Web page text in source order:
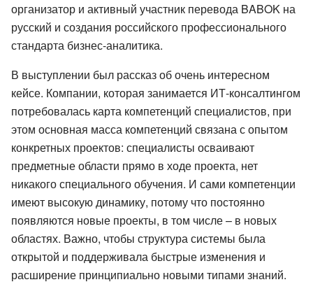
организатор и активный участник перевода BABOK на
русский и создания российского профессионального
стандарта бизнес-аналитика.
В выступлении был рассказ об очень интересном
кейсе. Компании, которая занимается ИТ-консалтингом
потребовалась карта компетенций специалистов, при
этом основная масса компетенций связана с опытом
конкретных проектов: специалисты осваивают
предметные области прямо в ходе проекта, нет
никакого специального обучения. И сами компетенции
имеют высокую динамику, потому что постоянно
появляются новые проекты, в том числе – в новых
областях. Важно, чтобы структура системы была
открытой и поддерживала быстрые изменения и
расширение принципиально новыми типами знаний.